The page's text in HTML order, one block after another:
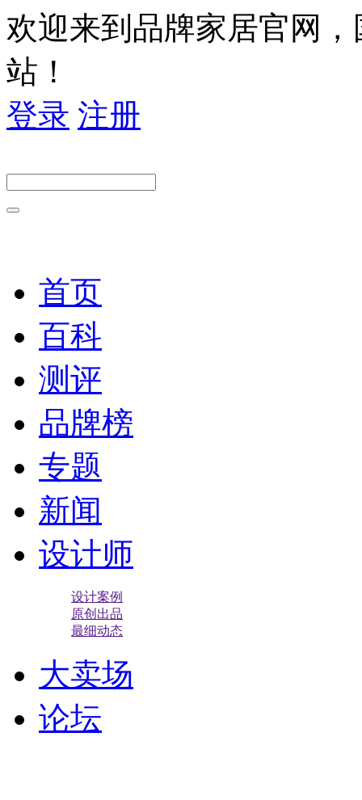
欢迎来到品牌家居官网
站！
登录 注册
首页
百科
测评
品牌榜
专题
新闻
设计师
设计案例
原创出品
最细动态
大卖场
论坛